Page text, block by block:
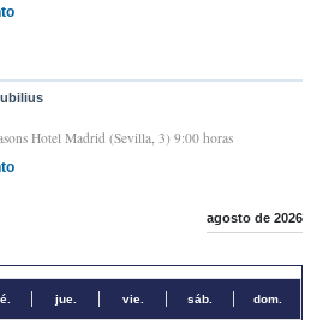
Hotel Madrid (Sevilla, 3) 9:00 horas
agosto de 2026
jue. vie. sáb. dom.